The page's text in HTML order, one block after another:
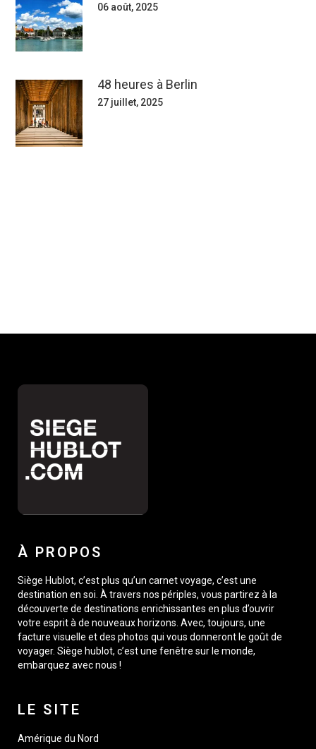
06 août, 2025
48 heures à Berlin
27 juillet, 2025
À PROPOS
Siège Hublot, c’est plus qu’un carnet voyage, c’est une
destination en soi. À travers nos périples, vous partirez à la
découverte de destinations enrichissantes en plus d’ouvrir
votre esprit à de nouveaux horizons. Avec, toujours, une
facture visuelle et des photos qui vous donneront le goût de
voyager. Siège hublot, c’est une fenêtre sur le monde,
embarquez avec nous !
LE SITE
Amérique du Nord